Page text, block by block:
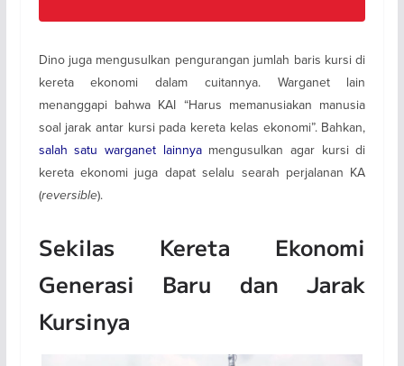
Dino juga mengusulkan pengurangan jumlah baris kursi di
kereta ekonomi dalam cuitannya. Warganet lain
menanggapi bahwa KAI “Harus memanusiakan manusia
soal jarak antar kursi pada kereta kelas ekonomi”. Bahkan,
salah satu warganet lainnyamengusulkan agar kursi di
kereta ekonomi juga dapat selalu searah perjalanan KA
(reversible).
Sekilas Kereta Ekonomi
Generasi Baru dan Jarak
Kursinya